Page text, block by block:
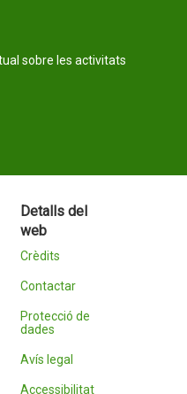
sobre les activitats
Detalls del
web
Crèdits
Contactar
Protecció de
dades
Avís legal
Accessibilitat